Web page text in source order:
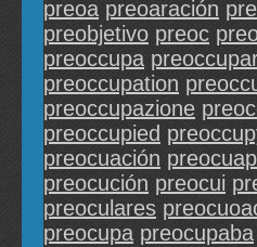
preoa preoaración
preobjetivo preoc
preoccupa
preoccupation
preoccupazione
preoccupied
preocuación
preocución preocui
preoculares
preocupa preocupaba